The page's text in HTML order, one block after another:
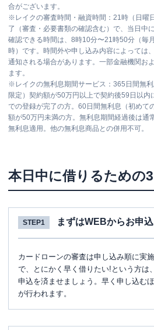
合がございます。
※ レイクの審査時間・融資時間：21時（日曜
了（審査・必要書類の確認含む）で、当日中
確認できる時間は、8時10分〜21時50分（毎
時）です。時間外や申し込み内容によっては
通知される場合があります。一部金融機関お
ます。
※ レイクの無利息期間サービス：365日間無
限定）契約額が50万円以上で契約後59日以内
での登録が完了の方。60日間無利息（初めて
額が50万円未満の方。無利息期間経過後は通
無利息適用。他の無利息商品との併用不可。
本日中に借りるための
STEP1 まずはWEBからお申込
カードローンの審査は申し込み順に実
で、とにかく早く借りたい!という方は
申込を済ませましょう。早く申し込む
が行われます。